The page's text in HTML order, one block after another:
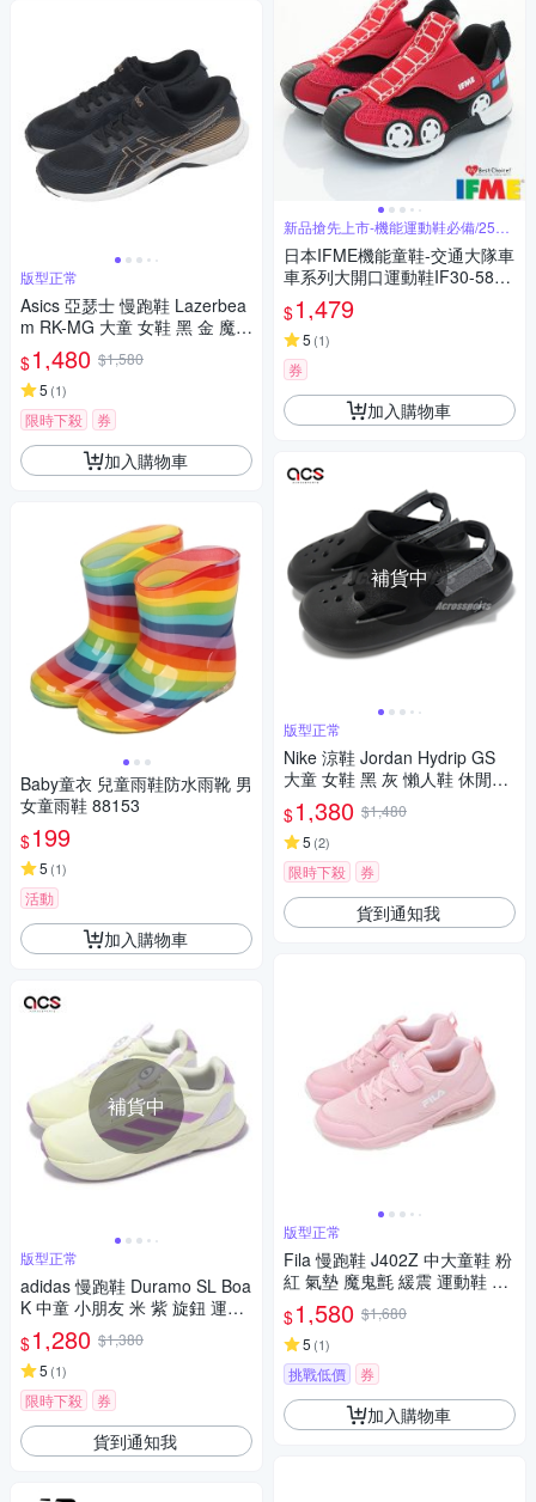
版型正常
Asics 亞瑟士 慢跑鞋 Lazerbea
m RK-MG 大童 女鞋 黑 金 魔鬼
氈 支撐 1154A223001
$1,480 $1,580
5 (1)
限時下殺 券
加入購物車
Baby童衣 兒童雨鞋防水雨靴 男
女童雨鞋 88153
$199
5 (1)
活動
加入購物車
補貨中
版型正常
adidas 慢跑鞋 Duramo SL Boa
K 中童 小朋友 米 紫 旋鈕 運動
鞋 愛迪達 IE9102
$1,280 $1,380
5 (1)
限時下殺 券
貨到通知我
新品搶先上市-機能運動鞋必備/25年
秋冬
日本IFME機能童鞋-交通大隊車
車系列大開口運動鞋IF30-5809
03紅(小童段)15-18cm(新品)櫻
桃家
$1,479
5 (1)
券
加入購物車
補貨中
版型正常
Nike 涼鞋 Jordan Hydrip GS
大童 女鞋 黑 灰 懶人鞋 休閒鞋
HF5981-001
$1,380 $1,480
5 (2)
限時下殺 券
貨到通知我
版型正常
Fila 慢跑鞋 J402Z 中大童鞋 粉
紅 氣墊 魔鬼氈 緩震 運動鞋 3J
402Z559
$1,580 $1,680
5 (1)
挑戰低價 券
加入購物車